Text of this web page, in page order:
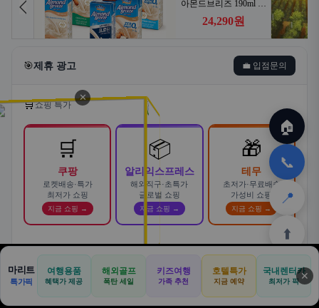
🎯제휴 광고 💼 입점문의
🛒쇼핑 특가
🛒
쿠팡
로켓배송·특가
최저가 쇼핑
지금 쇼핑 →
📦
알리익스프레스
해외직구·초특가
글로벌 쇼핑
지금 쇼핑 →
🎁
테무
초저가·무료배송
가성비 쇼핑
지금 쇼핑 →
🚗
합리적으로
AD
카슐랭 · 신차 장기렌트 · 리스 · 월 렌탈료 비교
바로가기 →
🏠
✈️
공항
⛳
📋
🛒
쿠팡
🎁
테무
🏠
📞
📍
⬆️
🏠 📝
견적
🚐
기사등록
🛒
아마존
✕
마리트
특가픽
여행용품
혜택가 제공
해외골프
폭탄 세일
키즈여행
가족 추천
호텔특가
지금 예약
국내렌터카
최저가 픽 ✕